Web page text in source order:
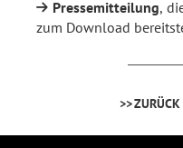
Pressemitteilung,
zum Download
ZURÜCK